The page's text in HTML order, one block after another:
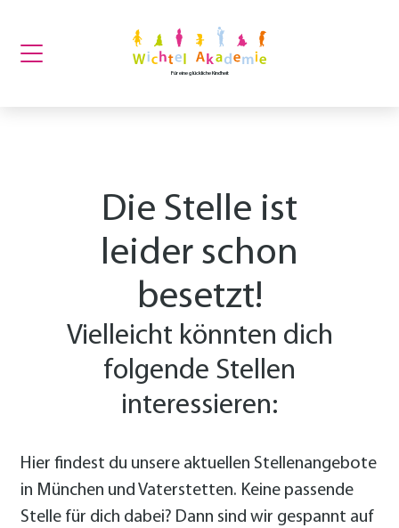
Für eine glückliche Kindheit
Die Stelle ist
leider schon
besetzt!
Vielleicht könnten dich
folgende Stellen
interessieren:
Hier findest du unsere aktuellen Stellenangebote
in München und Vaterstetten. Keine passende
Stelle für dich dabei? Dann sind wir gespannt auf